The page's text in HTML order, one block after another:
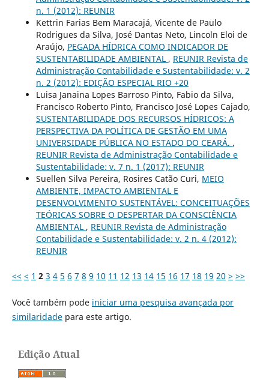
n. 1 (2012): REUNIR
Kettrin Farias Bem Maracajá, Vicente de Paulo
Rodrigues da Silva, José Dantas Neto, Lincoln Eloi de
Araújo, PEGADA HÍDRICA COMO INDICADOR DE
SUSTENTABILIDADE AMBIENTAL , REUNIR Revista de
Administração Contabilidade e Sustentabilidade: v. 2
n. 2 (2012): EDIÇÃO ESPECIAL RIO +20
Luisa Janaina Lopes Barroso Pinto, Fabio da Silva,
Francisco Roberto Pinto, Francisco José Lopes Cajado,
SUSTENTABILIDADE DOS RECURSOS HÍDRICOS: A
PERSPECTIVA DA POLÍTICA DE GESTÃO EM UMA
UNIVERSIDADE PÚBLICA NO ESTADO DO CEARÁ. ,
REUNIR Revista de Administração Contabilidade e
Sustentabilidade: v. 7 n. 1 (2017): REUNIR
Suellen Silva Pereira, Rosires Catão Curi, MEIO
AMBIENTE, IMPACTO AMBIENTAL E
DESENVOLVIMENTO SUSTENTÁVEL: CONCEITUAÇÕES
TEÓRICAS SOBRE O DESPERTAR DA CONSCIÊNCIA
AMBIENTAL , REUNIR Revista de Administração
Contabilidade e Sustentabilidade: v. 2 n. 4 (2012):
REUNIR
<< < 1 2 3 4 5 6 7 8 9 10 11 12 13 14 15 16 17 18 19 20 > >>
Você também pode iniciar uma pesquisa avançada por
similaridadepara este artigo.
Edição Atual